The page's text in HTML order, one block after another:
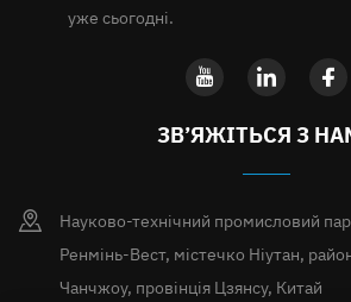
уже сьогодні.
ЗВ’ЯЖІТЬСЯ З
Науково-технічний промисловий
Ренмінь-Вест, містечко Ніутан,
Чанчжоу, провінція Цзянсу, Китай